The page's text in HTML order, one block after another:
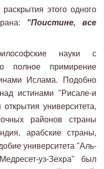
этого одного
"Поистине, все
науки с
полное примирение
Ислама. Подобно
истинами "Рисале-и
университета,
районов страны
арабские страны,
университета "Аль-
уз-Зехра" был